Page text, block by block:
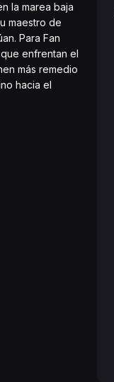
la marea baja
maestro de
Para Fan
enfrentan el
más remedio
hacia el